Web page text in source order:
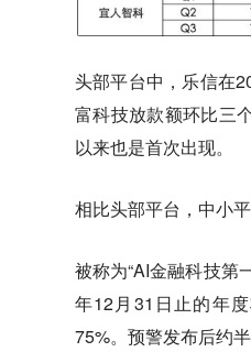
头部平台中，乐信在
富科技放款额环比三
以来也是首次出现。
相比头部平台，中小
被称为“AI金融科技第
年12月31日止的年
75%。预警发布后约